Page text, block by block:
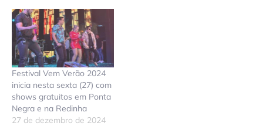
Festival Vem Verão 2024
inicia nesta sexta (27) com
shows gratuitos em Ponta
Negra e na Redinha
27 de dezembro de 2024